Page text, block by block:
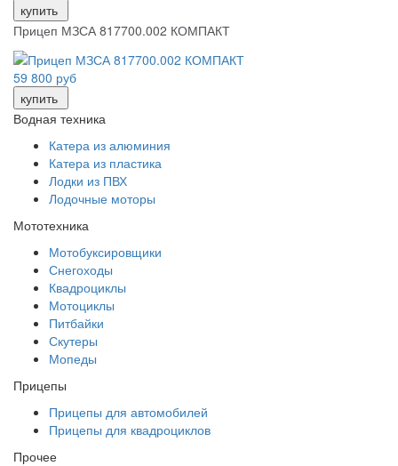
купить
Прицеп МЗСА 817700.002 КОМПАКТ
59 800 руб
купить
Водная техника
Катера из алюминия
Катера из пластика
Лодки из ПВХ
Лодочные моторы
Мототехника
Мотобуксировщики
Снегоходы
Квадроциклы
Мотоциклы
Питбайки
Скутеры
Мопеды
Прицепы
Прицепы для автомобилей
Прицепы для квадроциклов
Прочее